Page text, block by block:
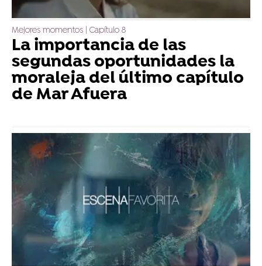
Mejores momentos | Capítulo 8
La importancia de las
segundas oportunidades la
moraleja del último capítulo
de Mar Afuera